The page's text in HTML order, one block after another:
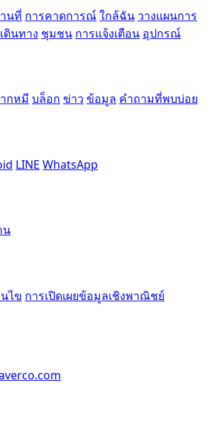
นที่ การคาดการณ์ใกล้ฉัน วางแผนการ
ดินทาง ชุมชน การแจ้งเตือน อุปกรณ์
กหมี บล็อก ข่าว ข้อมูล คำถามที่พบบ่อย
LINE WhatsApp
น
นไข การเปิดเผยข้อมูลเชิงพาณิชย์